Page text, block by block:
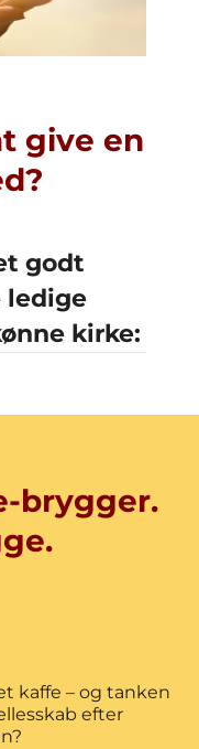
give en
godt
ledige
kirke:
brygger.
kaffe – og tanken
efter